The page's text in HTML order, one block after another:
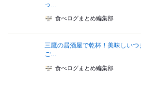
っ...
食べログまとめ編集部
三鷹の居酒屋で乾杯！美味しい
ご...
食べログまとめ編集部